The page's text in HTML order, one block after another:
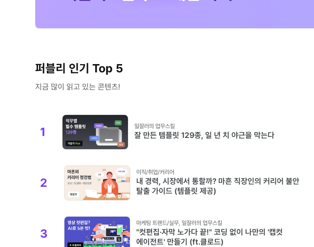
퍼블리 인기 Top 5
지금 많이 읽고 있는 콘텐츠!
1 일잘러의 업무스킬
잘 만든 템플릿 129종, 일 년 치 야근을 막는다
2
이직/취업/커리어
내 경력, 시장에서 통할까? 마흔 직장인의 커리어 불안
탈출 가이드 (템플릿 제공)
3
마케팅 트렌드/실무, 일잘러의 업무스킬
"컷편집·자막 노가다 끝!" 코딩 없이 나만의 '캡컷
에이전트' 만들기 (ft.클로드)